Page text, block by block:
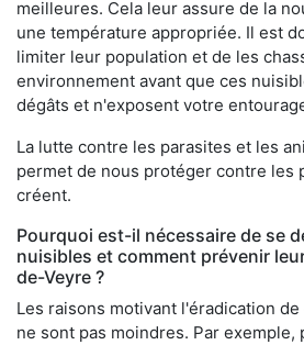
meilleures. Cela leur assure de la
une température appropriée. Il est
limiter leur population et de les
environnement avant que ces
dégâts et n'exposent votre
La lutte contre les parasites et les
permet de nous protéger contre les
créent.
Pourquoi est-il nécessaire de se
nuisibles et comment prévenir
de-Veyre ?
Les raisons motivant l'éradication
ne sont pas moindres. Par exemple,